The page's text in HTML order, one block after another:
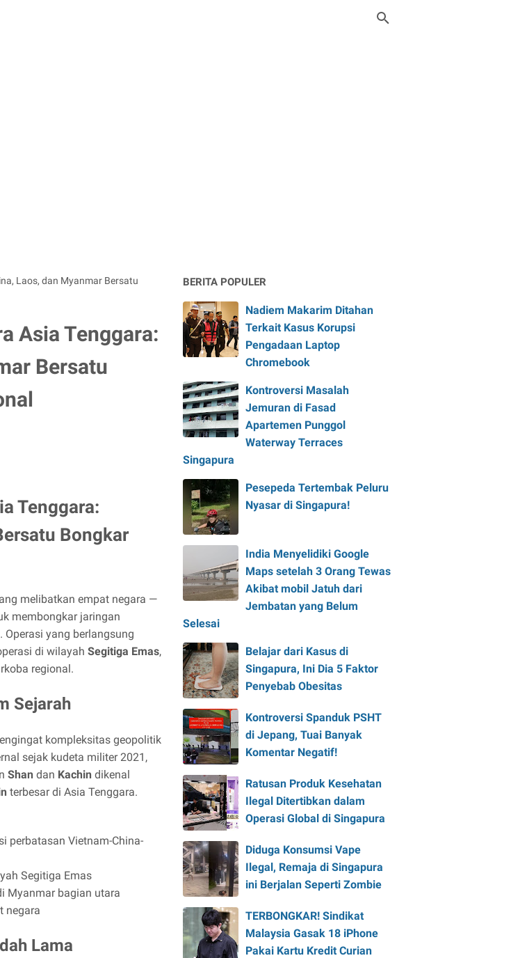
Laos, dan Myanmar Bersatu
Asia Tenggara:
Bersatu
Tenggara:
Bongkar
melibatkan empat negara —
membongkar jaringan
. Operasi yang berlangsung
di wilayah Segitiga Emas,
regional.
Sejarah
kompleksitas geopolitik
sejak kudeta militer 2021,
Shan dan Kachin dikenal
terbesar di Asia Tenggara.
perbatasan Vietnam-China-
Segitiga Emas
Myanmar bagian utara
negara
Lama
BERITA POPULER
Nadiem Makarim Ditahan
Terkait Kasus Korupsi
Pengadaan Laptop
Chromebook
Kontroversi Masalah
Jemuran di Fasad
Apartemen Punggol
Waterway Terraces
Singapura
Pesepeda Tertembak Peluru
Nyasar di Singapura!
India Menyelidiki Google
Maps setelah 3 Orang Tewas
Akibat mobil Jatuh dari
Jembatan yang Belum
Selesai
Belajar dari Kasus di
Singapura, Ini Dia 5 Faktor
Penyebab Obesitas
Kontroversi Spanduk PSHT
di Jepang, Tuai Banyak
Komentar Negatif!
Ratusan Produk Kesehatan
Ilegal Ditertibkan dalam
Operasi Global di Singapura
Diduga Konsumsi Vape
Ilegal, Remaja di Singapura
ini Berjalan Seperti Zombie
TERBONGKAR! Sindikat
Malaysia Gasak 18 iPhone
Pakai Kartu Kredit Curian